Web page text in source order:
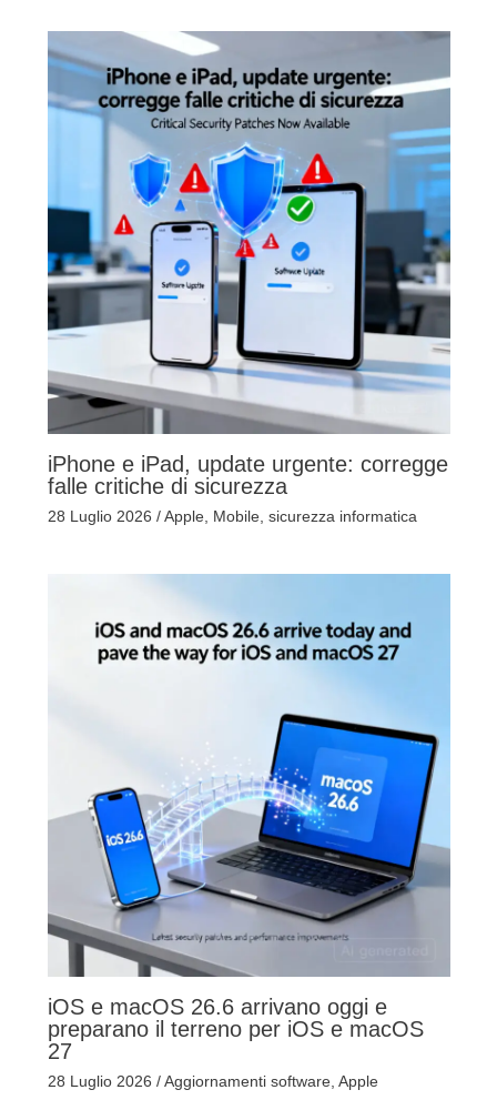
iPhone e iPad, update urgente: corregge
falle critiche di sicurezza
28 Luglio 2026 /Apple, Mobile, sicurezza informatica
iOS e macOS 26.6 arrivano oggi e
preparano il terreno per iOS e macOS
27
28 Luglio 2026 /Aggiornamenti software, Apple